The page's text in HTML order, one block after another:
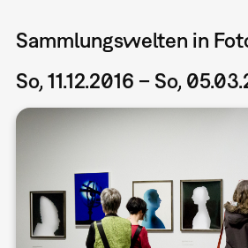
Sammlungswelten in
So, 11.12.2016 – So,